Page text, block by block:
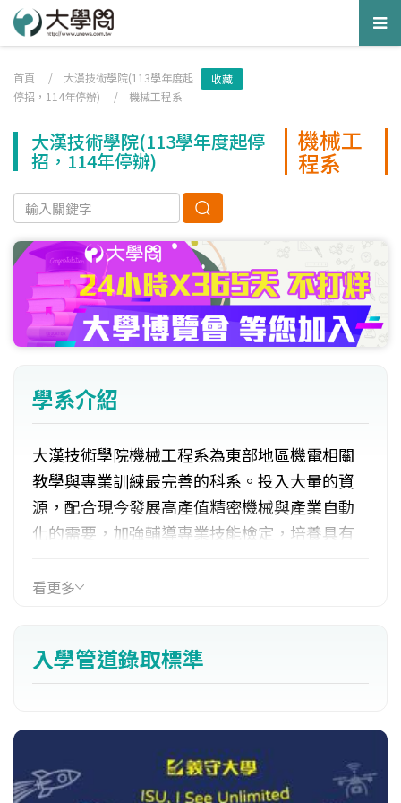
首頁 / 大漢技術學院(113學年度起
停招，114年停辦) / 機械工程系
收藏
大漢技術學院(113學年度起停
招，114年停辦)
機械工
程系
學系介紹
大漢技術學院機械工程系為東部地區機電相關
教學與專業訓練最完善的科系。投入大量的資
源，配合現今發展高產值精密機械與產業自動
化的需要，加強輔導專業技能檢定，培養具有
精密機械設計與製造、機電整合及自動控制的
看更多
入學管道錄取標準